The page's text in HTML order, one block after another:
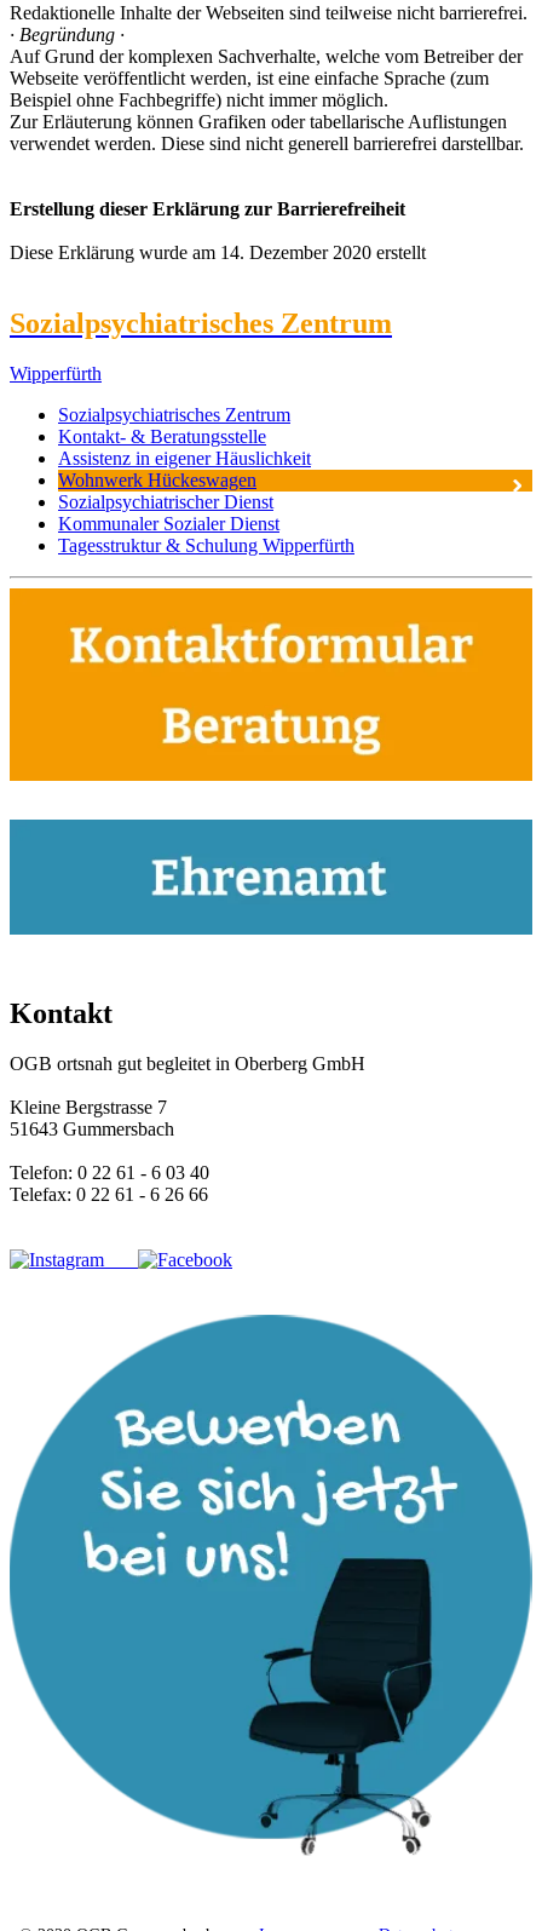
Redaktionelle Inhalte der Webseiten sind teilweise nicht barrierefrei.
· Begründung ·
Auf Grund der komplexen Sachverhalte, welche vom Betreiber der
Webseite veröffentlicht werden, ist eine einfache Sprache (zum
Beispiel ohne Fachbegriffe) nicht immer möglich.
Zur Erläuterung können Grafiken oder tabellarische Auflistungen
verwendet werden. Diese sind nicht generell barrierefrei darstellbar.
Erstellung dieser Erklärung zur Barrierefreiheit
Diese Erklärung wurde am 14. Dezember 2020 erstellt
Sozialpsychiatrisches Zentrum
Wipperfürth
Sozialpsychiatrisches Zentrum
Kontakt- & Beratungsstelle
Assistenz in eigener Häuslichkeit
Wohnwerk Hückeswagen
Sozialpsychiatrischer Dienst
Kommunaler Sozialer Dienst
Tagesstruktur & Schulung Wipperfürth
Kontakt
OGB ortsnah gut begleitet in Oberberg GmbH
Kleine Bergstrasse 7
51643 Gummersbach
Telefon: 0 22 61 - 6 03 40
Telefax: 0 22 61 - 6 26 66